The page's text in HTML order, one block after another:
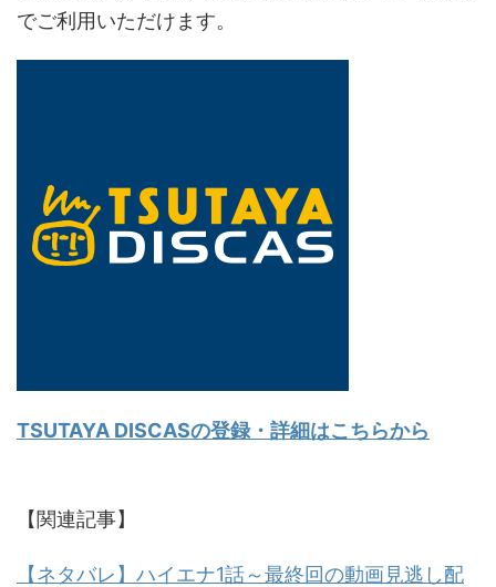
でご利用いただけます。
TSUTAYA DISCASの登録・詳細はこちらから
【関連記事】
【ネタバレ】ハイエナ1話～最終回の動画見逃し配